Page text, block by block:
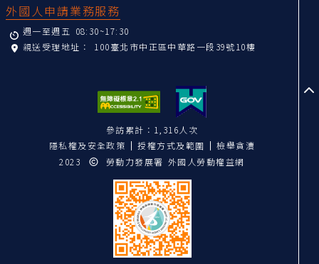
外國人申請業務服務
週一至週五 08:30~17:30
親送受理地址： 100臺北市中正區中華路一段39號10樓
參訪累計：1,316人次
隱私權及安全政策
授權方式及範圍
檢舉貪瀆
2023
勞動力發展署 外國人勞動權益網
至